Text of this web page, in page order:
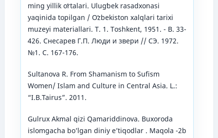
ming yillik oʻrtalari. Ulugʻbek rasadxonasi
yaqinida topilgan / Oʻzbekiston xalqlari tarixi
muzeyi materiallari. T. 1. Toshkent, 1951. - B. 33-
426. Снесарев Г.П. Люди и звери // СЭ. 1972.
№1. С. 167-176.
Sultanova R. From Shamanism to Sufism
Women/ Islam and Culture in Central Asia. L.:
“I.B.Tairus”. 2011.
Gulrux Akmal qizi Qamariddinova. Buxoroda
islomgacha bo’lgan diniy e’tiqodlar . Maqola -2b